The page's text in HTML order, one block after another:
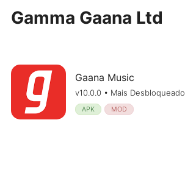
Gamma Gaana Ltd
Gaana Music
v10.0.0 • Mais Desbloqueado
APK MOD